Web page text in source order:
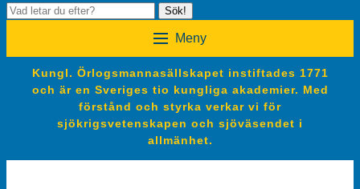
Sök
Sök!
Meny
Kungl. Örlogsmannasällskapet instiftades 1771
och är en Sveriges tio kungliga akademier. Med
förstånd och styrka verkar vi för
sjökrigsvetenskapen och sjöväsendet i
allmänhet.